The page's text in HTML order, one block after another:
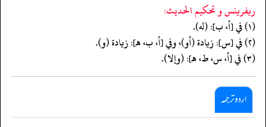
ريفرينس و تحكيم الحدیث:
(١) في [أ، ب]: (له).
(٢) في [س]: زيادة (أو)، وفي [أ، ب، هـ]: زيادة (و).
(٣) في [أ، س، ط، هـ]: (وإلا).
اردو ترجمہ